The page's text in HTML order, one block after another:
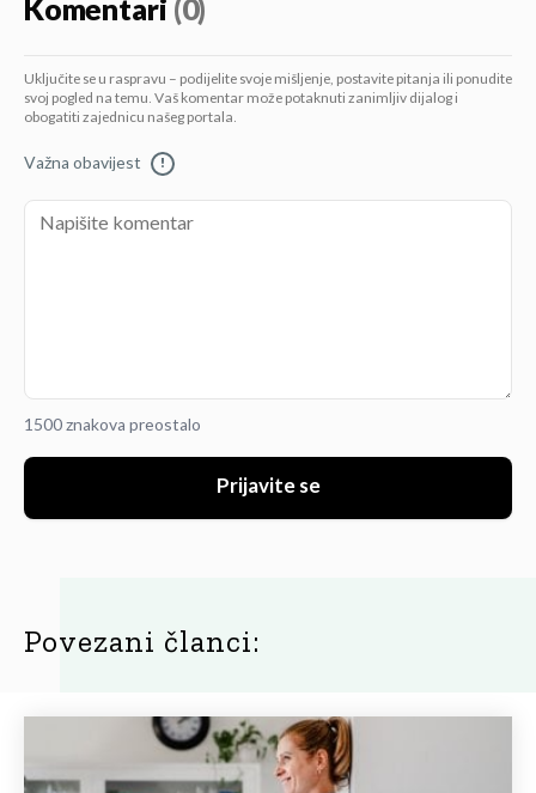
Komentari (0)
Uključite se u raspravu – podijelite svoje mišljenje, postavite pitanja ili ponudite
svoj pogled na temu. Vaš komentar može potaknuti zanimljiv dijalog i
obogatiti zajednicu našeg portala.
Važna obavijest !
1500 znakova preostalo
Prijavite se
Povezani članci: